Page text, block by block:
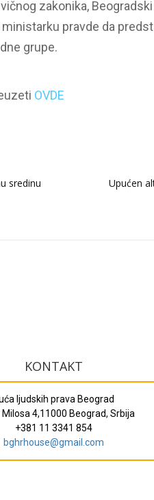
zakonika,
pravde da
grupe.
OVDE
sredinu
Upućen
KONTAKT
ljudskih prava Beograd
Milosa 4,11000 Beograd, Srbija
+381 11 3341 854
bghrhouse@gmail.com